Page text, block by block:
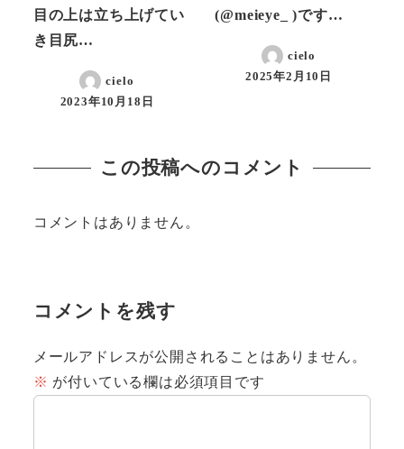
目の上は立ち上げてい
き目尻…
cielo
投稿日
2023年10月18日
(@meieye_ )です…
cielo
投稿日
2025年2月10日
この投稿へのコメント
コメントはありません。
コメントを残す
メールアドレスが公開されることはありません。
※ が付いている欄は必須項目です